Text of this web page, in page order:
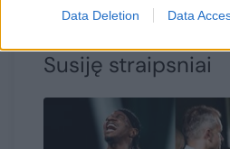
Data Deletion Data
Susiję straipsniai